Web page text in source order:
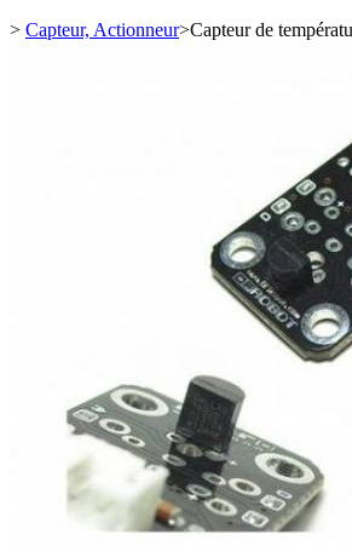
> Capteur, Actionneur>Capteur de